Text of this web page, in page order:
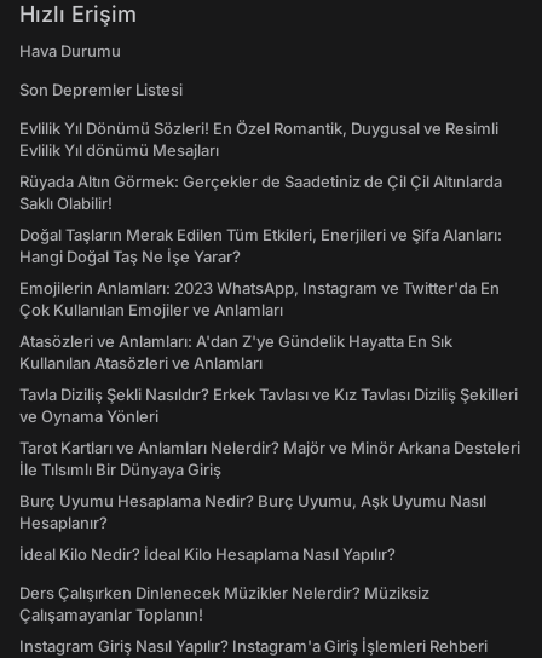
Hızlı Erişim
Hava Durumu
Son Depremler Listesi
Evlilik Yıl Dönümü Sözleri! En Özel Romantik, Duygusal ve Resimli
Evlilik Yıl dönümü Mesajları
Rüyada Altın Görmek: Gerçekler de Saadetiniz de Çil Çil Altınlarda
Saklı Olabilir!
Doğal Taşların Merak Edilen Tüm Etkileri, Enerjileri ve Şifa Alanları:
Hangi Doğal Taş Ne İşe Yarar?
Emojilerin Anlamları: 2023 WhatsApp, Instagram ve Twitter'da En
Çok Kullanılan Emojiler ve Anlamları
Atasözleri ve Anlamları: A'dan Z'ye Gündelik Hayatta En Sık
Kullanılan Atasözleri ve Anlamları
Tavla Diziliş Şekli Nasıldır? Erkek Tavlası ve Kız Tavlası Diziliş Şekilleri
ve Oynama Yönleri
Tarot Kartları ve Anlamları Nelerdir? Majör ve Minör Arkana Desteleri
İle Tılsımlı Bir Dünyaya Giriş
Burç Uyumu Hesaplama Nedir? Burç Uyumu, Aşk Uyumu Nasıl
Hesaplanır?
İdeal Kilo Nedir? İdeal Kilo Hesaplama Nasıl Yapılır?
Ders Çalışırken Dinlenecek Müzikler Nelerdir? Müziksiz
Çalışamayanlar Toplanın!
Instagram Giriş Nasıl Yapılır? Instagram'a Giriş İşlemleri Rehberi